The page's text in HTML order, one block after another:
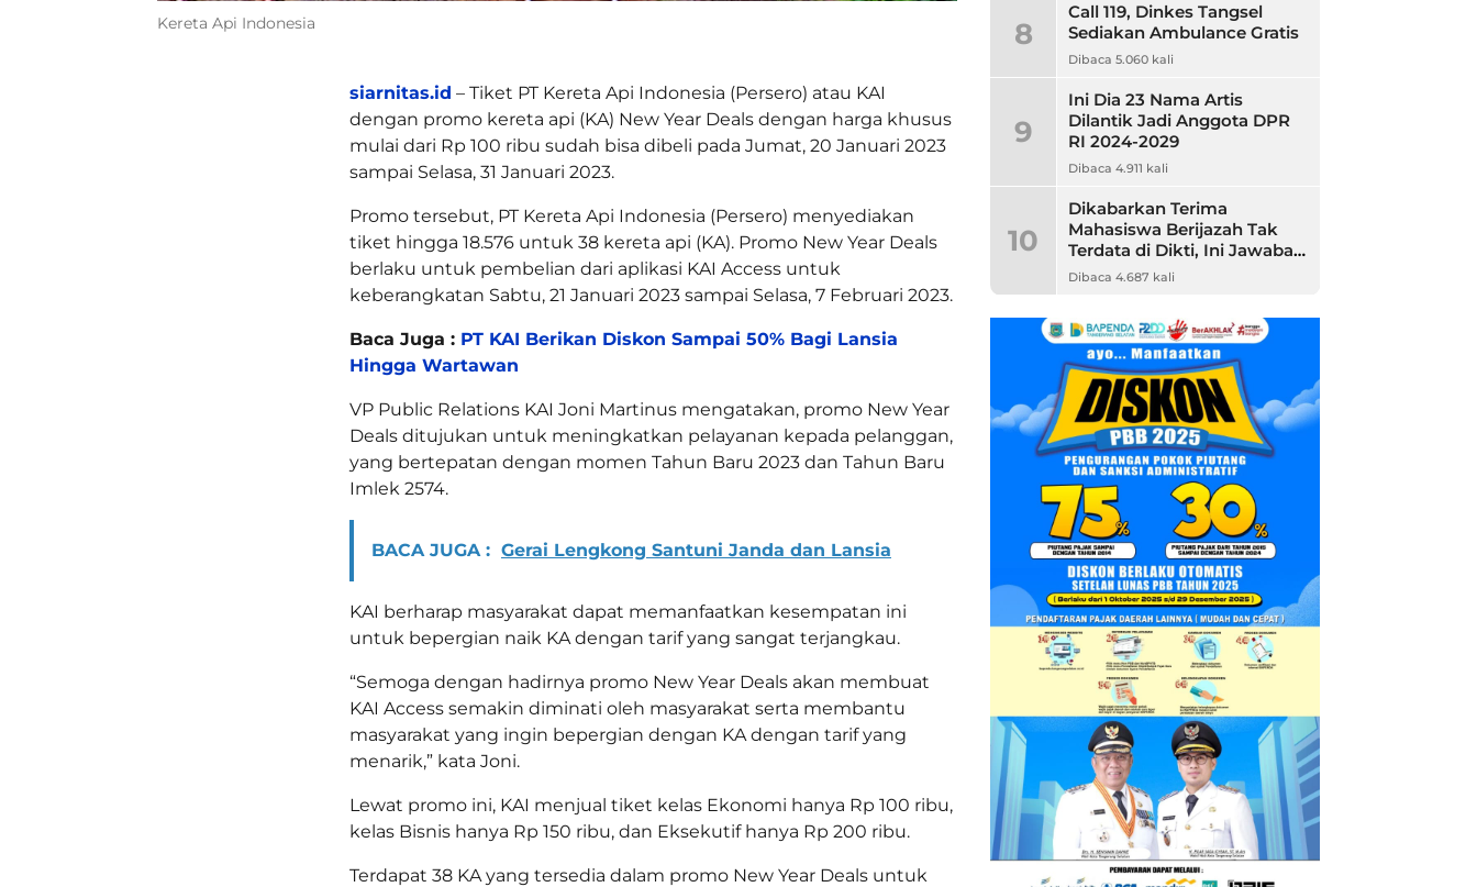
Kereta Api Indonesia
siarnitas.id – Tiket PT Kereta Api Indonesia (Persero) atau KAI
dengan promo kereta api (KA) New Year Deals dengan harga khusus
mulai dari Rp 100 ribu sudah bisa dibeli pada Jumat, 20 Januari 2023
sampai Selasa, 31 Januari 2023.
Promo tersebut, PT Kereta Api Indonesia (Persero) menyediakan
tiket hingga 18.576 untuk 38 kereta api (KA). Promo New Year Deals
berlaku untuk pembelian dari aplikasi KAI Access untuk
keberangkatan Sabtu, 21 Januari 2023 sampai Selasa, 7 Februari 2023.
Baca Juga : PT KAI Berikan Diskon Sampai 50% Bagi Lansia
Hingga Wartawan
VP Public Relations KAI Joni Martinus mengatakan, promo New Year
Deals ditujukan untuk meningkatkan pelayanan kepada pelanggan,
yang bertepatan dengan momen Tahun Baru 2023 dan Tahun Baru
Imlek 2574.
BACA JUGA : Gerai Lengkong Santuni Janda dan Lansia
KAI berharap masyarakat dapat memanfaatkan kesempatan ini
untuk bepergian naik KA dengan tarif yang sangat terjangkau.
“Semoga dengan hadirnya promo New Year Deals akan membuat
KAI Access semakin diminati oleh masyarakat serta membantu
masyarakat yang ingin bepergian dengan KA dengan tarif yang
menarik,” kata Joni.
Lewat promo ini, KAI menjual tiket kelas Ekonomi hanya Rp 100 ribu,
kelas Bisnis hanya Rp 150 ribu, dan Eksekutif hanya Rp 200 ribu.
Terdapat 38 KA yang tersedia dalam promo New Year Deals untuk
8
Call 119, Dinkes Tangsel
Sediakan Ambulance Gratis
Dibaca 5.060 kali
9
Ini Dia 23 Nama Artis
Dilantik Jadi Anggota DPR
RI 2024-2029
Dibaca 4.911 kali
10
Dikabarkan Terima
Mahasiswa Berijazah Tak
Terdata di Dikti, Ini Jawaban
Unpam
Dibaca 4.687 kali